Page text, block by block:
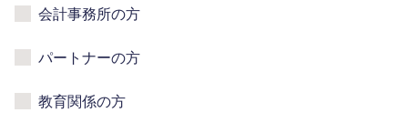
会計事務所の方
パートナーの方
教育関係の方